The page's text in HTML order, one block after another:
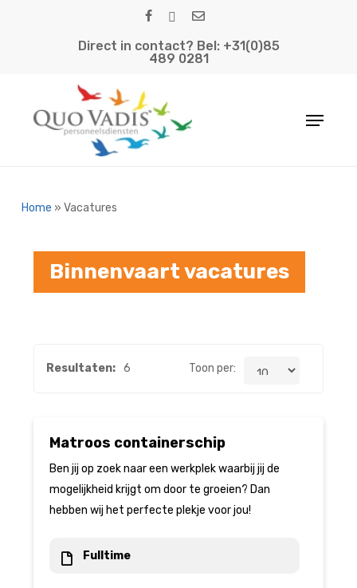
Direct in contact? Bel: +31(0)85
489 0281
Menu
Home » Vacatures
Binnenvaart vacatures
Resultaten: 6 Toon per:
Matroos containerschip
Ben jij op zoek naar een werkplek waarbij jij de
mogelijkheid krijgt om door te groeien? Dan
hebben wij het perfecte plekje voor jou!
Fulltime